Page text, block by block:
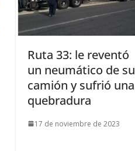
Ruta 33: le reventó
un neumático de su
camión y sufrió una
quebradura
17 de noviembre de 2023